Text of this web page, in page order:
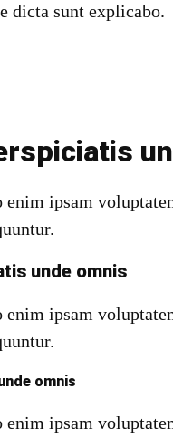
dicta sunt explicabo.
enim ipsam
unde omnis
enim ipsam
omnis
enim ipsam